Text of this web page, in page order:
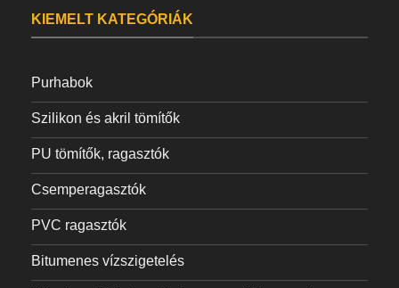
KIEMELT KATEGÓRIÁK
Purhabok
Szilikon és akril tömítők
PU tömítők, ragasztók
Csemperagasztók
PVC ragasztók
Bitumenes vízszigetelés